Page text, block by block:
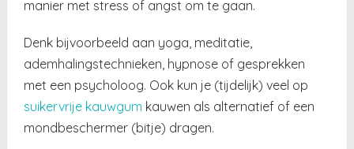
manier met stress of angst om te gaan.
Denk bijvoorbeeld aan yoga, meditatie,
ademhalingstechnieken, hypnose of gesprekken
met een psycholoog. Ook kun je (tijdelijk) veel op
suikervrije kauwgum kauwen als alternatief of een
mondbeschermer (bitje) dragen.